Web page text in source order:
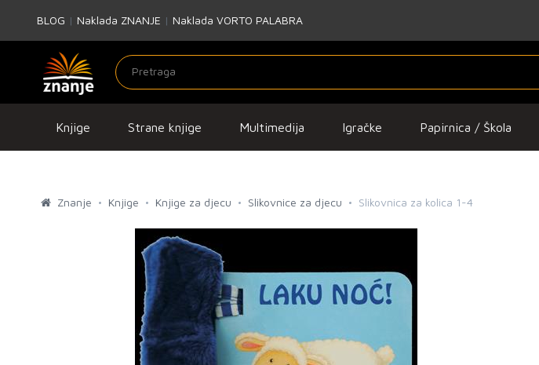
BLOG | Naklada ZNANJE | Naklada VORTO PALABRA
Knjige Strane knjige Multimedija Igračke Papirnica / Škola
Znanje Knjige Knjige za djecu Slikovnice za djecu Slikovnica za kolica 1-4